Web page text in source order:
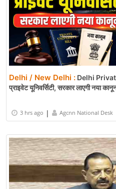
Delhi / New Delhi : Delhi
प्राइवेट यूनिवर्सिटी, सरकार लाएगी नया
3 hrs ago | Agcnn National Desk